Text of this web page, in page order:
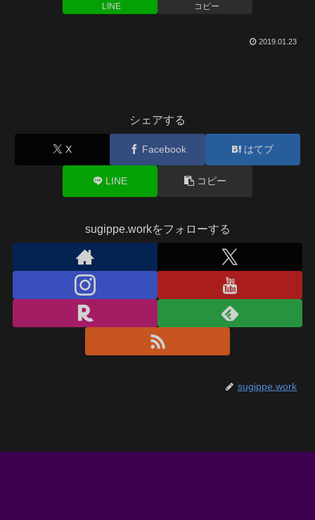
LINE コピー
2019.01.23
シェアする
X Facebook はてブ
LINE コピー
sugippe.workをフォローする
sugippe.work